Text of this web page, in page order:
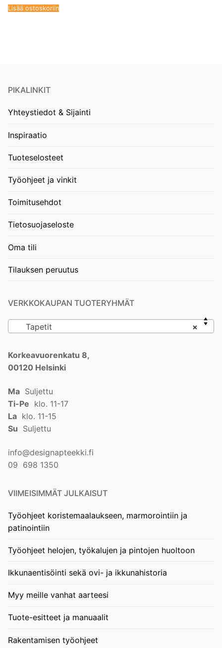
Lisää ostoskoriin
PIKALINKIT
Yhteystiedot & Sijainti
Inspiraatio
Tuoteselosteet
Työohjeet ja vinkit
Toimitusehdot
Tietosuojaseloste
Oma tili
Tilauksen peruutus
VERKKOKAUPAN TUOTERYHMÄT
×
Tapetit
Korkeavuorenkatu 8,
00120 Helsinki
Ma Suljettu
Ti-Pe klo. 11-17
La klo. 11-15
Su Suljettu
info@designapteekki.fi
09 698 1350
VIIMEISIMMÄT JULKAISUT
Työohjeet koristemaalaukseen, marmorointiin ja
patinointiin
Työohjeet helojen, työkalujen ja pintojen huoltoon
Ikkunaentisöinti sekä ovi- ja ikkunahistoria
Myy meille vanhat aarteesi
Tuote-esitteet ja manuaalit
Rakentamisen työohjeet